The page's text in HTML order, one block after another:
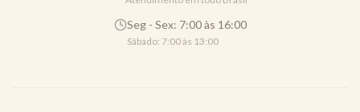
Seg - Sex: 7:00 às 16:00
Sábado: 7:00 às 13:00